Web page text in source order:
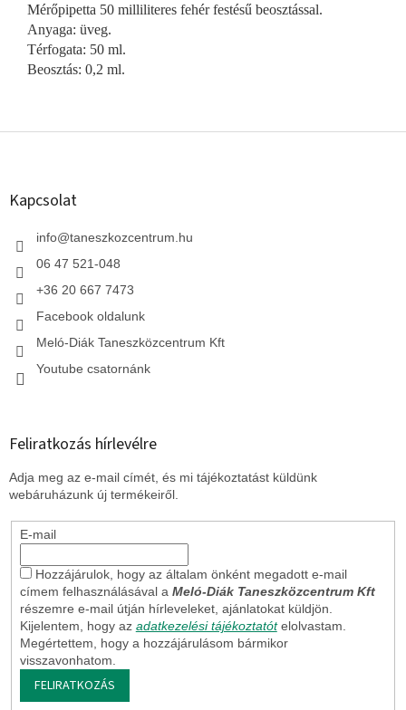
Mérőpipetta 50 milliliteres fehér festésű beosztással.
Anyaga: üveg.
Térfogata: 50 ml.
Beosztás: 0,2 ml.
L
Kapcsolat
info@taneszkozcentrum.hu
06 47 521-048
+36 20 667 7473
Facebook oldalunk
Meló-Diák Taneszközcentrum Kft
Youtube csatornánk
Feliratkozás hírlevélre
Adja meg az e-mail címét, és mi tájékoztatást küldünk
webáruházunk új termékeiről.
E-mail
Hozzájárulok, hogy az általam önként megadott e-mail
címem felhasználásával a Meló-Diák Taneszközcentrum Kft
részemre e-mail útján hírleveleket, ajánlatokat küldjön.
Kijelentem, hogy az adatkezelési tájékoztatót elolvastam.
Megértettem, hogy a hozzájárulásom bármikor
visszavonhatom.
FELIRATKOZÁS